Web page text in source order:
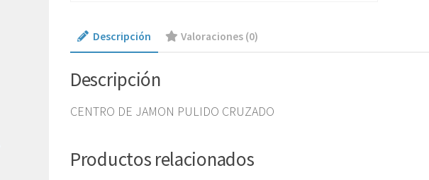
Descripción Valoraciones (0)
Descripción
CENTRO DE JAMON PULIDO CRUZADO
Productos relacionados